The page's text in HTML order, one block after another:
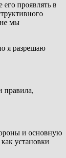
проявлять в
не мы
я разрешаю
правила,
и основную
установки